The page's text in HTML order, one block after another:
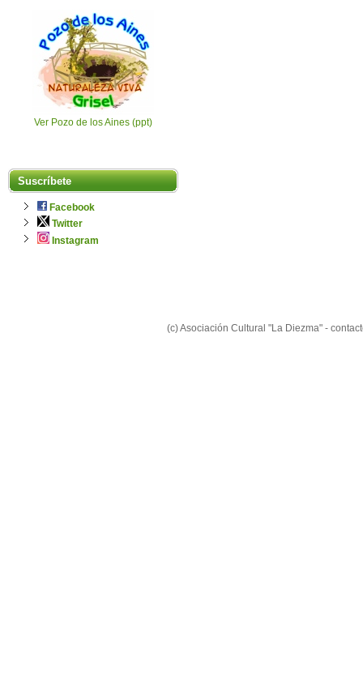
Ver Pozo de los Aines (ppt)
Suscríbete
Facebook
Twitter
Instagram
(c) Asociación Cultural "La Diezma" -